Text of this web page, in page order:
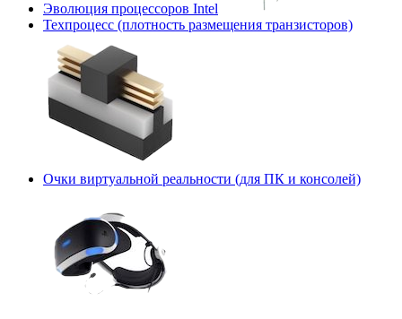
Эволюция процессоров Intel
Техпроцесс (плотность размещения транзисторов)
Очки виртуальной реальности (для ПК и консолей)